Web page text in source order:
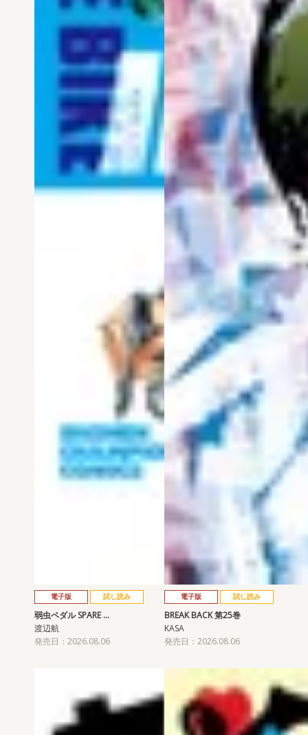
電子版 試し読み
弱虫ペダル SPARE …
渡辺航
発売日：2026.08.06
電子版 試し読み
BREAK BACK 第25巻
KASA
発売日：2026.08.06